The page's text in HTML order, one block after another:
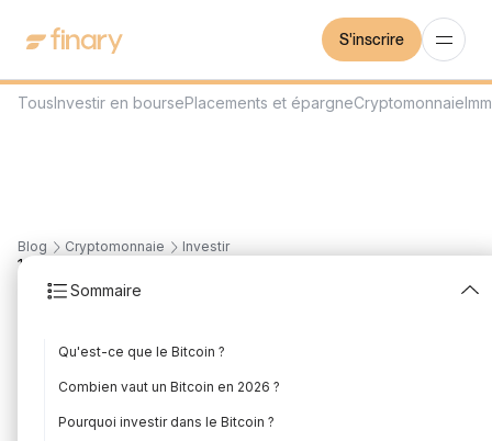
S'inscrire
TousInvestir en boursePlacements et épargneCryptomonnaie
Blog Cryptomonnaie Investir
Sommaire
Qu'est-ce que le Bitcoin ?
Combien vaut un Bitcoin en 2026 ?
Pourquoi investir dans le Bitcoin ?
12
Rédigé parMounir Laggoune